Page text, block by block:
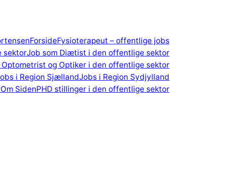
ForsideFysioterapeut – offentlige jobs
sektorJob som Diætist i den offentlige sektor
Optometrist og Optiker i den offentlige sektor
i Region SjællandJobs i Region Sydjylland
Om SidenPHD stillinger i den offentlige sektor